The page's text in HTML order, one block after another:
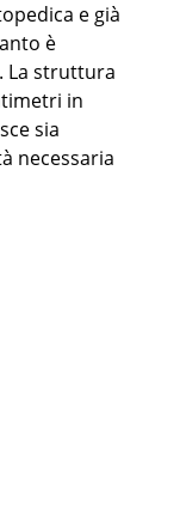
e già
è
La struttura
in
sia
necessaria